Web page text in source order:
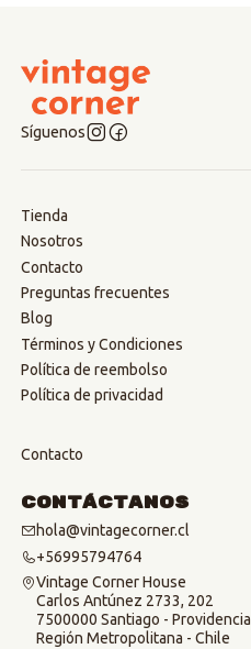
Síguenos
Tienda
Nosotros
Contacto
Preguntas frecuentes
Blog
Términos y Condiciones
Política de reembolso
Política de privacidad
Contacto
Contáctanos
hola@vintagecorner.cl
+56995794764
Vintage Corner House
Carlos Antúnez 2733, 202
7500000 Santiago - Providencia
Región Metropolitana - Chile